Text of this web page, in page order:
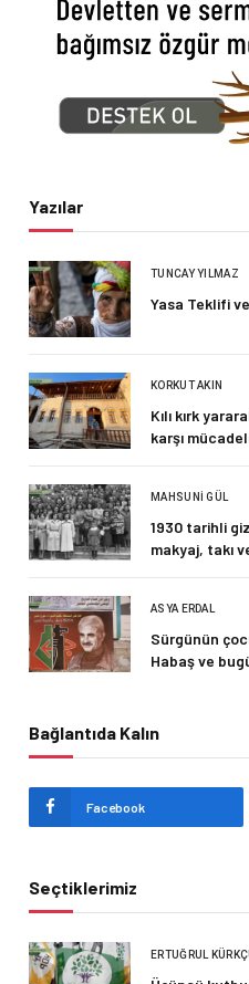
Yazılar
TUNCAY YILMAZ
Yasa Teklifi
KORKUT AKIN
Kılı kırk
karşı
MAHSUNI GÜL
1930 tarihli
makyaj, takı
ASYA ERDAL
Sürgünün
Habaş ve
Bağlantıda Kalın
Facebook
Seçtiklerimiz
ERTUĞRUL